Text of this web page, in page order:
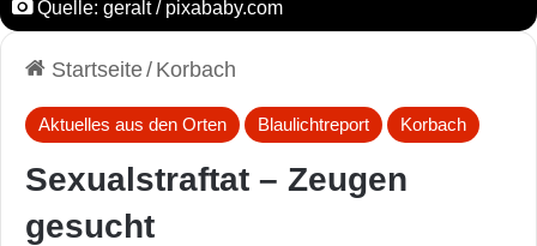
Quelle: geralt / pixababy.com
Startseite/ Korbach
Aktuelles aus den Orten Blaulichtreport Korbach
Sexualstraftat – Zeugen
gesucht